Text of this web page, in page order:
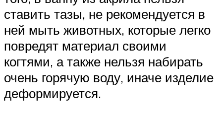
ставить тазы, не рекомендуется в
ней мыть животных, которые легко
повредят материал своими
когтями, а также нельзя набирать
очень горячую воду, иначе изделие
деформируется.